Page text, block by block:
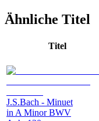
Ähnliche Titel
Titel
J.S.Bach - Minuet
in A Minor BWV